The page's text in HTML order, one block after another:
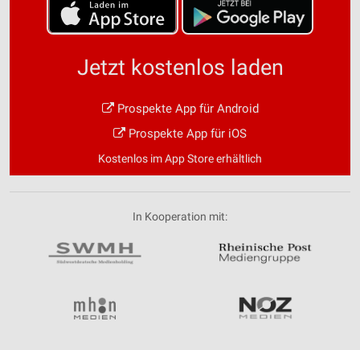
Jetzt kostenlos laden
Prospekte App für Android
Prospekte App für iOS
Kostenlos im App Store erhältlich
In Kooperation mit: